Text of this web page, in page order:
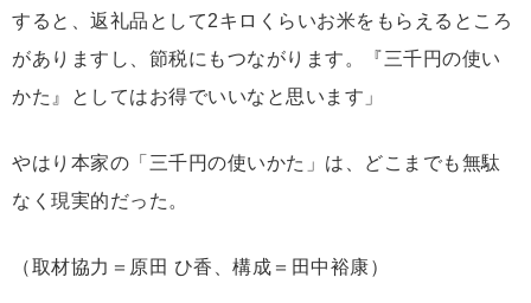
すると、返礼品として2キロくらいお米をもらえるところ
がありますし、節税にもつながります。『三千円の使い
かた』としてはお得でいいなと思います」
やはり本家の「三千円の使いかた」は、どこまでも無駄
なく現実的だった。
（取材協力＝原田 ひ香、構成＝田中裕康）